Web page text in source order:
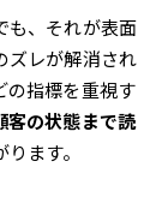
も、それが表面
ズレが解消され
の指標を重視す
客の状態まで読
ます。